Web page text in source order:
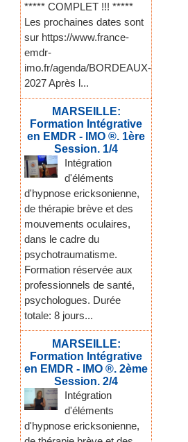
***** COMPLET !!! *****
Les prochaines dates sont
sur https://www.france-
emdr-
imo.fr/agenda/BORDEAUX-
2027 Après l...
MARSEILLE:
Formation Intégrative
en EMDR - IMO ®. 1ère
Session. 1/4
Intégration
d'éléments
d'hypnose ericksonienne,
de thérapie brève et des
mouvements oculaires,
dans le cadre du
psychotraumatisme.
Formation réservée aux
professionnels de santé,
psychologues. Durée
totale: 8 jours...
MARSEILLE:
Formation Intégrative
en EMDR - IMO ®. 2ème
Session. 2/4
Intégration
d'éléments
d'hypnose ericksonienne,